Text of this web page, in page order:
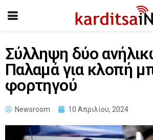
Σύλληψη δύο
Παλαμά για κλοπή
φορτηγού
Newsroom 10 Απριλίου, 2024